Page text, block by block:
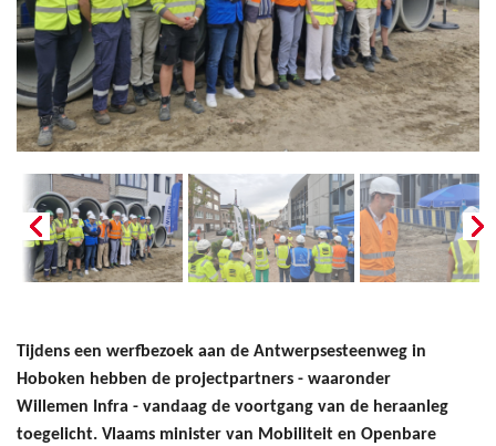
Tijdens een werfbezoek aan de Antwerpsesteenweg in
Hoboken hebben de projectpartners - waaronder
Willemen Infra - vandaag de voortgang van de heraanleg
toegelicht. Vlaams minister van Mobiliteit en Openbare